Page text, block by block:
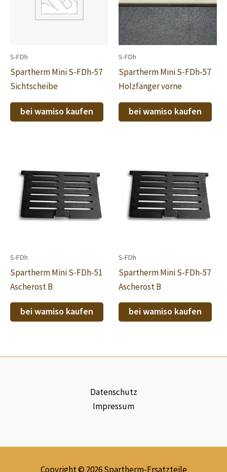
S-FDh
Spartherm Mini S-FDh-57
Sichtscheibe
bei wamiso kaufen
S-FDh
Spartherm Mini S-FDh-57
Holzfänger vorne
bei wamiso kaufen
S-FDh
Spartherm Mini S-FDh-51
Ascherost B
bei wamiso kaufen
S-FDh
Spartherm Mini S-FDh-57
Ascherost B
bei wamiso kaufen
Datenschutz
Impressum
Copyright © 2026 Spartherm-Ersatzteile